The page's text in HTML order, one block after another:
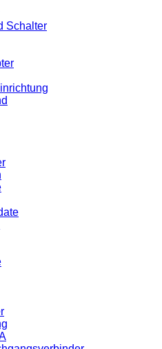
Schalter